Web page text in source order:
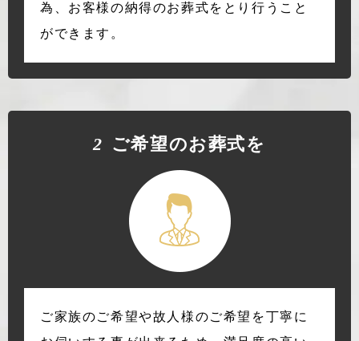
為、お客様の納得のお葬式をとり行うこと
ができます。
2 ご希望のお葬式を
ご家族のご希望や故人様のご希望を丁寧に